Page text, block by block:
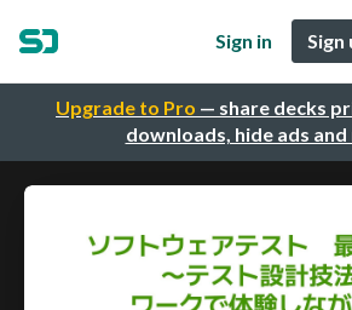
Upgrade to Pro — share decks
downloads, hide ads
Sign in